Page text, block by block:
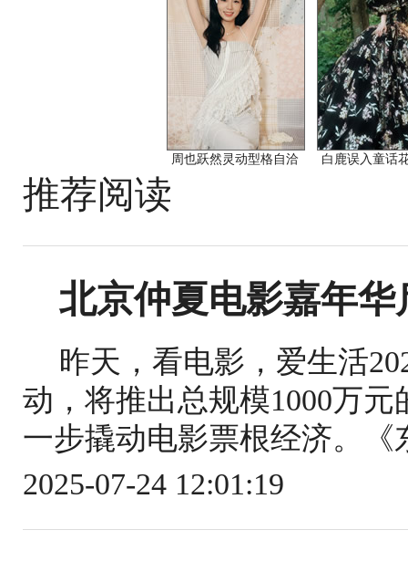
周也跃然灵动型格自洽 白鹿误入童话
推荐阅读
北京仲夏电影嘉年
昨天，看电影，爱生活
动，将推出总规模1000万
一步撬动电影票根经济。
2025-07-24 12:01:19